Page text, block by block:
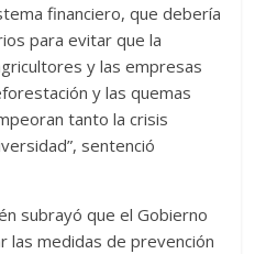
financiero, que debería
para evitar que la
y las empresas
y las quemas
tanto la crisis
sentenció
subrayó que el Gobierno
las medidas de prevención